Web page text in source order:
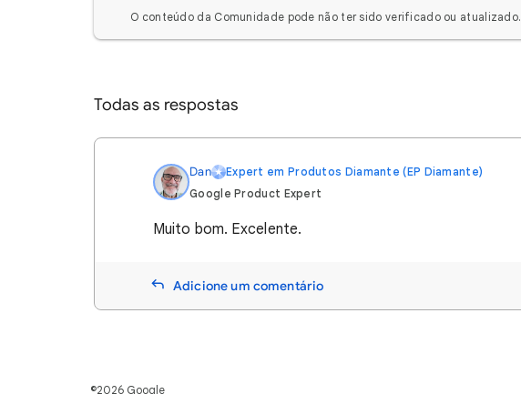
O conteúdo da Comunidade pode não ter sido verificado ou atualizado.
Todas as respostas
Dan
Expert em Produtos Diamante (EP Diamante)
Google Product Expert
Muito bom. Excelente.
Adicione um comentário
©2026 Google